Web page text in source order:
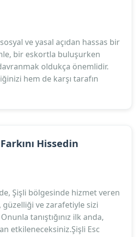
ve yasal açıdan hassas bir
bir eskortla buluşurken
oldukça önemlidir.
hem de karşı tarafın
Hissedin
Şişli bölgesinde hizmet veren
güzelliği ve zarafetiyle sizi
tanıştığınız ilk anda,
etkileneceksiniz.Şişli Esc